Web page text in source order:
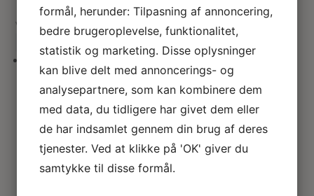
hvad
du
søger
her
Viser 1 resultat
Antik metal tudor blomster
vase
123.00 kr.
formål, herunder: Tilpasning af annoncering,
bedre brugeroplevelse, funktionalitet,
statistik og marketing. Disse oplysninger
kan blive delt med annoncerings- og
analysepartnere, som kan kombinere dem
med data, du tidligere har givet dem eller
de har indsamlet gennem din brug af deres
tjenester. Ved at klikke på 'OK' giver du
samtykke til disse formål.